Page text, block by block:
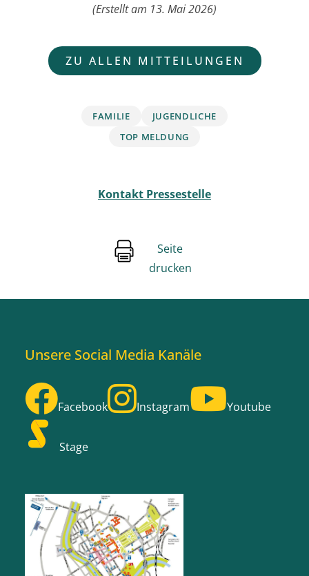
(Erstellt am 13. Mai 2026)
ZU ALLEN MITTEILUNGEN
FAMILIE
JUGENDLICHE
TOP MELDUNG
Kontakt Pressestelle
Seite
drucken
Unsere Social Media Kanäle
Facebook Instagram Youtube
Stage